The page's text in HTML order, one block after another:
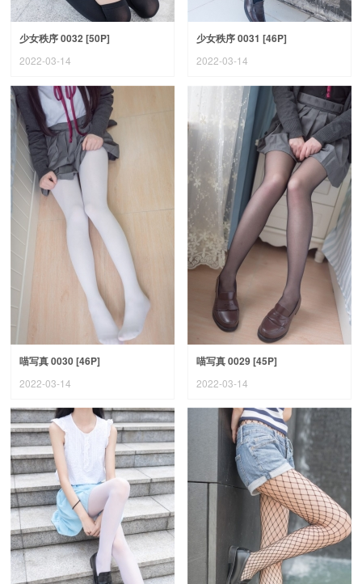
少女秩序 0032 [50P]
2022-03-14
少女秩序 0031 [46P]
2022-03-14
喵写真 0030 [46P]
2022-03-14
喵写真 0029 [45P]
2022-03-14